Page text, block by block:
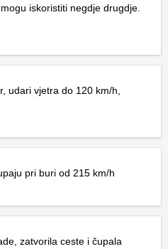
iskoristiti negdje drugdje.
udari vjetra do 120 km/h,
pri buri od 215 km/h
zatvorila ceste i čupala